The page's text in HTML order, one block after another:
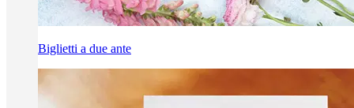
Biglietti a due ante